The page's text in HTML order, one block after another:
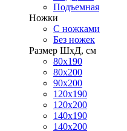
Подъемная
Ножки
С ножками
Без ножек
Размер ШхД, см
80х190
80х200
90х200
120х190
120х200
140х190
140х200